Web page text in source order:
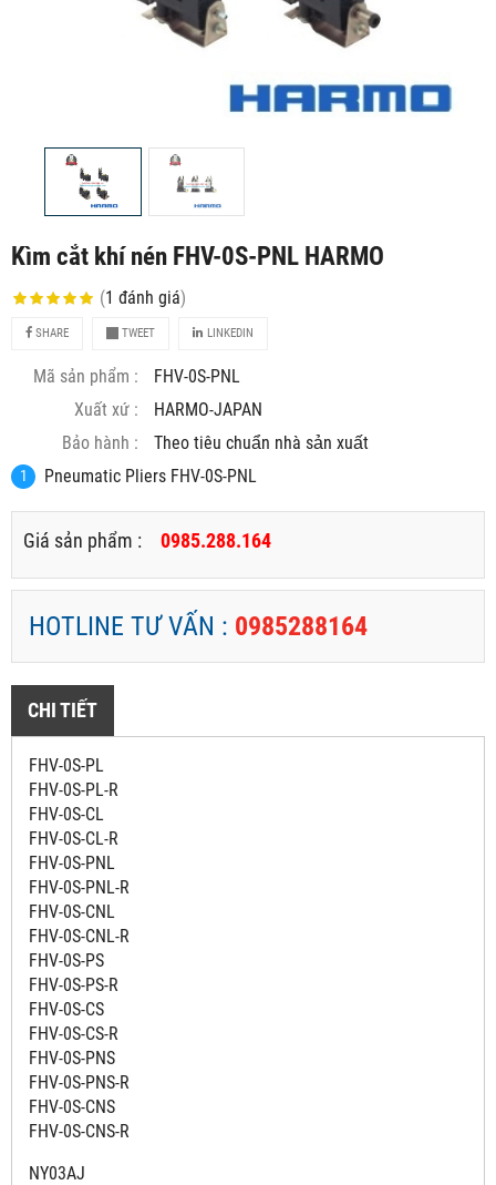
Kìm cắt khí nén FHV-0S-PNL HARMO
(1 đánh giá)
SHARE TWEET LINKEDIN
Mã sản phẩm :
FHV-0S-PNL
Xuất xứ :
HARMO-JAPAN
Bảo hành :
Theo tiêu chuẩn nhà sản xuất
Pneumatic Pliers FHV-0S-PNL
Giá sản phẩm : 0985.288.164
HOTLINE TƯ VẤN : 0985288164
CHI TIẾT
FHV-0S-PL
FHV-0S-PL-R
FHV-0S-CL
FHV-0S-CL-R
FHV-0S-PNL
FHV-0S-PNL-R
FHV-0S-CNL
FHV-0S-CNL-R
FHV-0S-PS
FHV-0S-PS-R
FHV-0S-CS
FHV-0S-CS-R
FHV-0S-PNS
FHV-0S-PNS-R
FHV-0S-CNS
FHV-0S-CNS-R
NY03AJ